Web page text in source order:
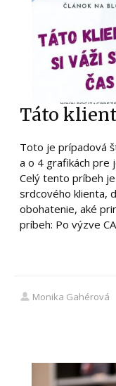
Táto
Toto je prípadová
a o 4 grafikách pre
Celý tento príbeh
srdcového klienta,
obohatenie, aké
príbeh: Po výzve
Monika Gahérová